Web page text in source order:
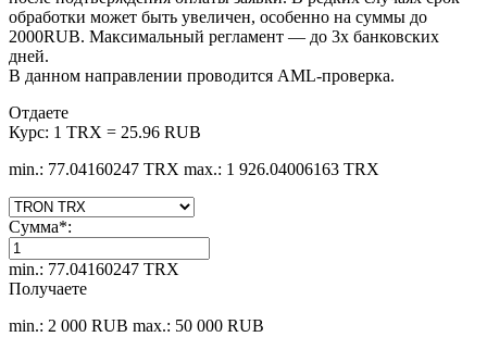
обработки может быть увеличен, особенно на суммы до
2000RUB. Максимальный регламент — до 3х банковских
дней.
В данном направлении проводится AML-проверка.
Отдаете
Курс: 1 TRX = 25.96 RUB
min.: 77.04160247 TRX max.: 1 926.04006163 TRX
Сумма*:
min.: 77.04160247 TRX
Получаете
min.: 2 000 RUB max.: 50 000 RUB